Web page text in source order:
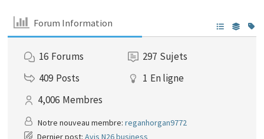
Forum Information
16 Forums 297 Sujets
409 Posts 1 En ligne
4,006 Membres
Notre nouveau membre: reganhorgan9772
Dernier post: Avis N26 business